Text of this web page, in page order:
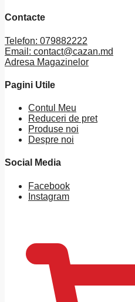
Contacte
Telefon: 079882222
Email: contact@cazan.md
Adresa Magazinelor
Pagini Utile
Contul Meu
Reduceri de pret
Produse noi
Despre noi
Social Media
Facebook
Instagram